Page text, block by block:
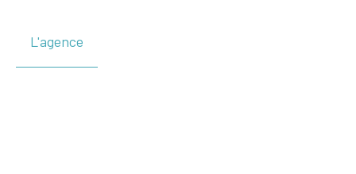
L'agence